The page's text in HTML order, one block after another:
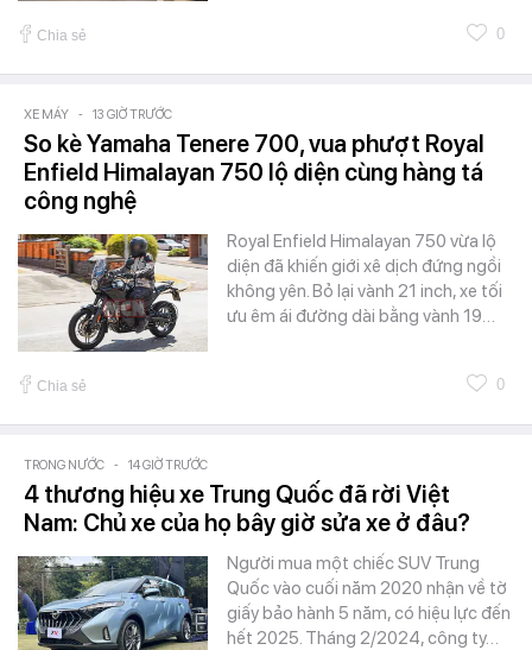
Chia sẻ 0
XE MÁY - 13 GIỜ TRƯỚC
So kè Yamaha Tenere 700, vua phượt Royal
Enfield Himalayan 750 lộ diện cùng hàng tá
công nghệ
Royal Enfield Himalayan 750 vừa lộ
diện đã khiến giới xê dịch đứng ngồi
không yên. Bỏ lại vành 21 inch, xe tối
ưu êm ái đường dài bằng vành 19…
Chia sẻ 0
TRONG NƯỚC - 14 GIỜ TRƯỚC
4 thương hiệu xe Trung Quốc đã rời Việt
Nam: Chủ xe của họ bây giờ sửa xe ở đâu?
Người mua một chiếc SUV Trung
Quốc vào cuối năm 2020 nhận về tờ
giấy bảo hành 5 năm, có hiệu lực đến
hết 2025. Tháng 2/2024, công ty…